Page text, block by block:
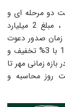
خرداد 1405، پرداخت دو مرحله ای و
مبلغ پیش پرداخت برای خودروی پیکاپ T9 ، مبلغ 2 میلیارد
زمان صدور دعوت
نامه در سه بازه زمانی خرداد 1406 تا تیر 1406 با 3% تخفیف و
با 4% تخفیف و در بازه زمانی مهر تا
قیمت روز محاسبه و